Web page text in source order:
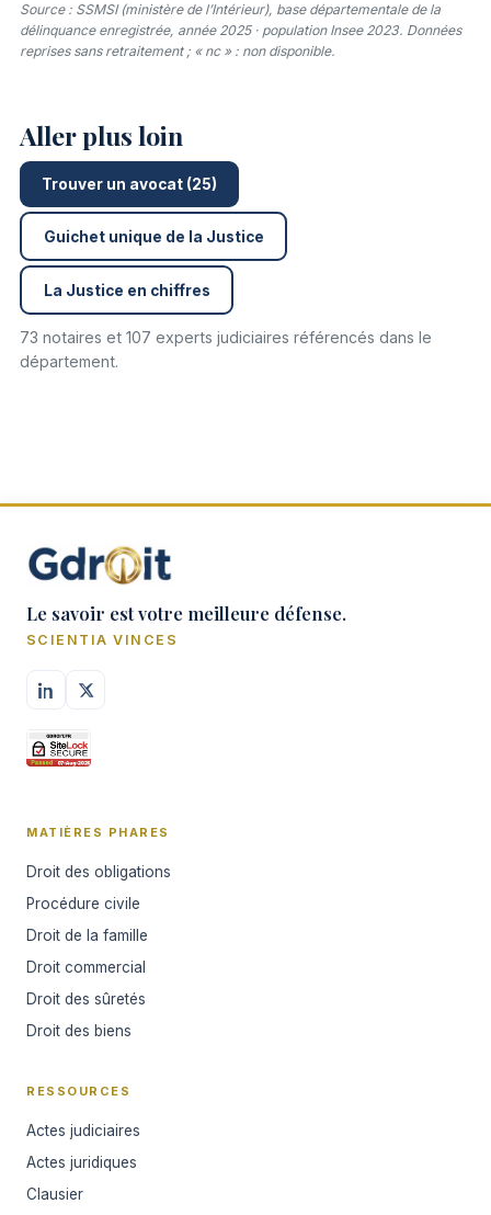
Source : SSMSI (ministère de l’Intérieur), base départementale de la
délinquance enregistrée, année 2025 · population Insee 2023. Données
reprises sans retraitement ; « nc » : non disponible.
Aller plus loin
Trouver un avocat (25)
Guichet unique de la Justice
La Justice en chiffres
73 notaires et 107 experts judiciaires référencés dans le
département.
Le savoir est votre meilleure défense.
SCIENTIA VINCES
MATIÈRES PHARES
Droit des obligations
Procédure civile
Droit de la famille
Droit commercial
Droit des sûretés
Droit des biens
RESSOURCES
Actes judiciaires
Actes juridiques
Clausier